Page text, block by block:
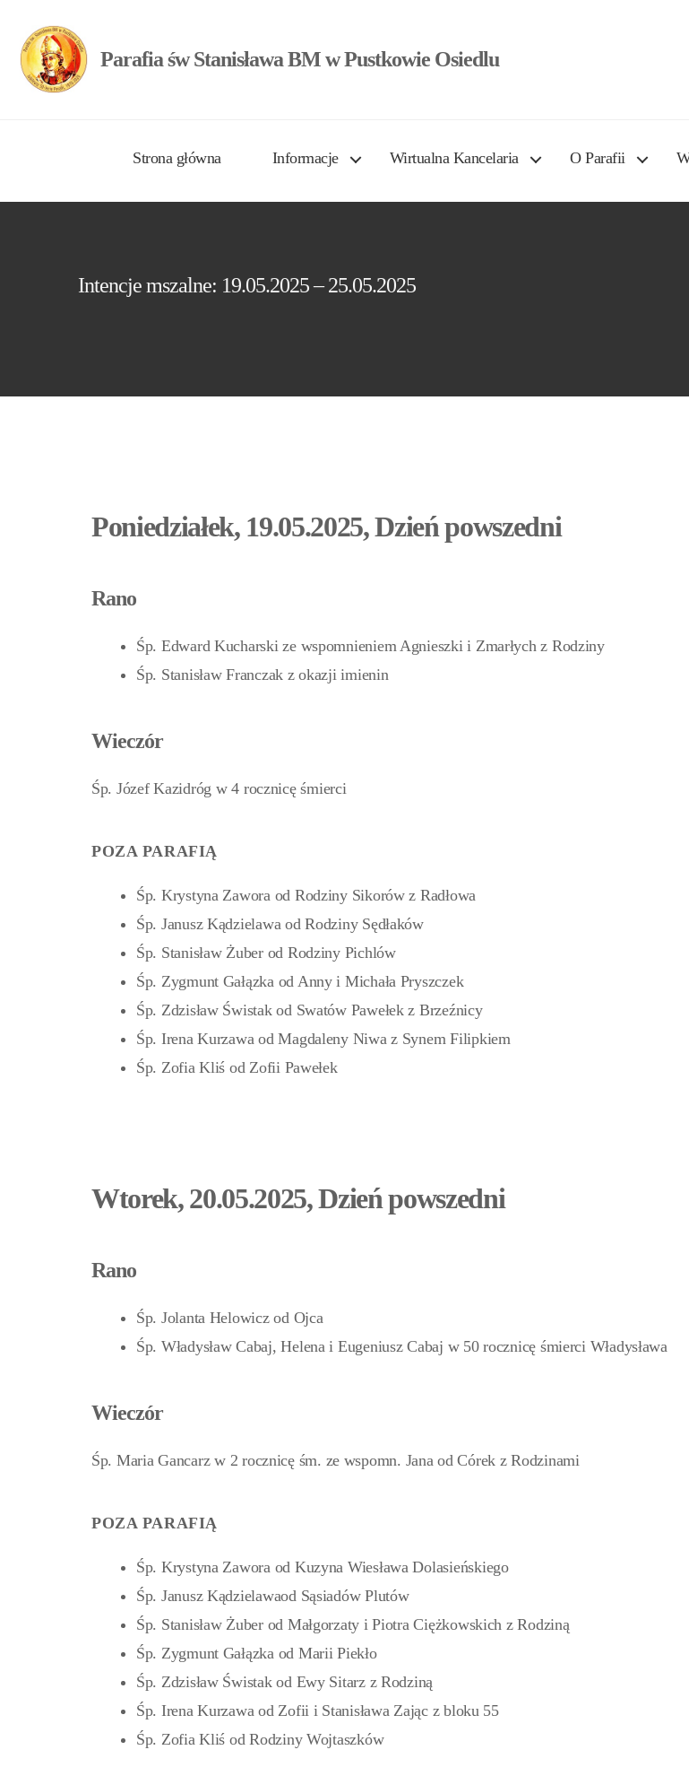
Parafia św Stanisława BM w Pustkowie Osiedlu
Strona główna Informacje Wirtualna Kancelaria O Parafii
Intencje mszalne: 19.05.2025 – 25.05.2025
Poniedziałek, 19.05.2025, Dzień powszedni
Rano
Śp. Edward Kucharski ze wspomnieniem Agnieszki i Zmarłych z Rodziny
Śp. Stanisław Franczak z okazji imienin
Wieczór
Śp. Józef Kazidróg w 4 rocznicę śmierci
POZA PARAFIĄ
Śp. Krystyna Zawora od Rodziny Sikorów z Radłowa
Śp. Janusz Kądzielawa od Rodziny Sędłaków
Śp. Stanisław Żuber od Rodziny Pichlów
Śp. Zygmunt Gałązka od Anny i Michała Pryszczek
Śp. Zdzisław Świstak od Swatów Pawełek z Brzeźnicy
Śp. Irena Kurzawa od Magdaleny Niwa z Synem Filipkiem
Śp. Zofia Kliś od Zofii Pawełek
Wtorek, 20.05.2025, Dzień powszedni
Rano
Śp. Jolanta Helowicz od Ojca
Śp. Władysław Cabaj, Helena i Eugeniusz Cabaj w 50 rocznicę śmierci Władysława
Wieczór
Śp. Maria Gancarz w 2 rocznicę śm. ze wspomn. Jana od Córek z Rodzinami
POZA PARAFIĄ
Śp. Krystyna Zawora od Kuzyna Wiesława Dolasieńskiego
Śp. Janusz Kądzielawaod Sąsiadów Plutów
Śp. Stanisław Żuber od Małgorzaty i Piotra Ciężkowskich z Rodziną
Śp. Zygmunt Gałązka od Marii Piekło
Śp. Zdzisław Świstak od Ewy Sitarz z Rodziną
Śp. Irena Kurzawa od Zofii i Stanisława Zając z bloku 55
Śp. Zofia Kliś od Rodziny Wojtaszków